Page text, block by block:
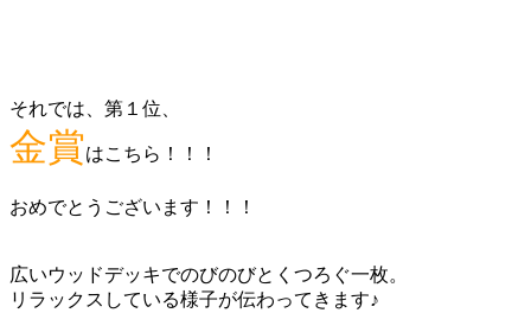
それでは、第１位、
金賞はこちら！！！
おめでとうございます！！！
広いウッドデッキでのびのびとくつろぐ一枚。
リラックスしている様子が伝わってきます♪